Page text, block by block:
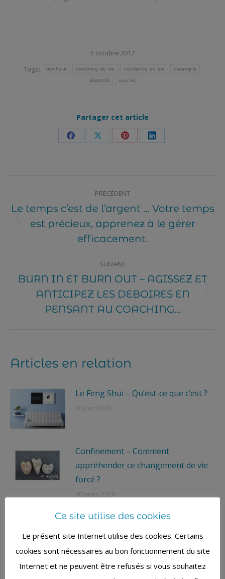
5 octobre 2017
Tags:
bonheur coaching de vie confiance en soi dreamjob
objectifs succès
Partager cet article
Share Share Share Share
navigation PRÉCÉDENT
Article
précédent
Le temps c’est de l’argent … Votre temps
est précieux, apprenez à le gérer
efficacement.
SUIVANT
Article
suivant
BURN IN ET BURN OUT – AGISSEZ ET
ANTICIPEZ LES DEBOIRES EN
PENSANT AU COACHING…
Articles en relation
Le Feng Shui – Qu’est-ce que c’est ?
30 juin 2020
Confinement – Comment
appréhender ce changement de vie
forcé ?
30 mars 2020
Savoir dire « NON » ou la formule
magique de l’affirmation de soi
16 avril 2019
C’est le printemps !!!! Pensez-y et
Ce site utilise des cookies
Le présent site Internet utilise des cookies. Certains
cookies sont nécessaires au bon fonctionnement du site
Internet et ne peuvent être refusés si vous souhaitez